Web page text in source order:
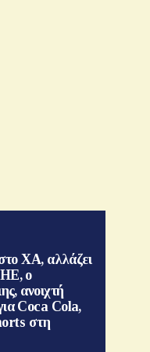
ΧΑ, αλλάζει
ο
ανοιχτή
Coca Cola,
στη